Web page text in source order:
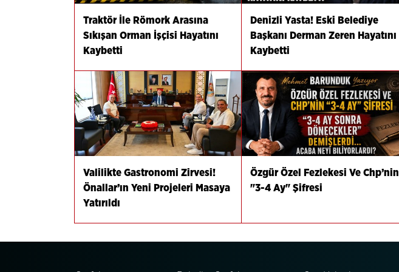
Traktör İle Römork Arasına
Sıkışan Orman İşçisi Hayatını
Kaybetti
Denizli Yasta! Eski Belediye
Başkanı Derman Zeren Hayatını
Kaybetti
Valilikte Gastronomi Zirvesi!
Önallar’ın Yeni Projeleri Masaya
Yatırıldı
Özgür Özel Fezlekesi Ve Chp’nin
"3-4 Ay" Şifresi